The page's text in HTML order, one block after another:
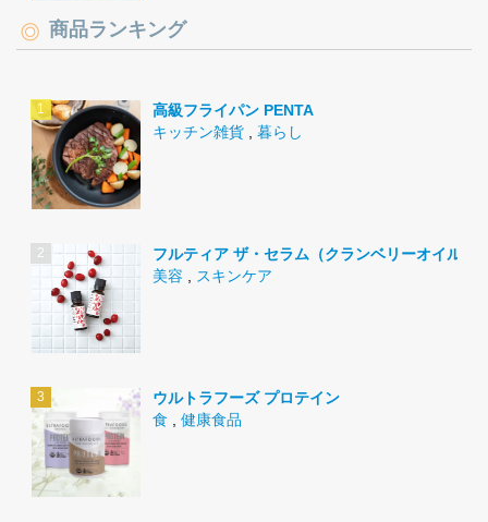
商品ランキング
高級フライパン PENTA
キッチン雑貨
暮らし
フルティア ザ・セラム（クランベリーオイル）
美容
スキンケア
ウルトラフーズ プロテイン
食
健康食品